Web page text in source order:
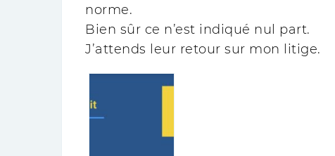
norme.
Bien sûr ce n’est indiqué nul part.
J’attends leur retour sur mon litige.